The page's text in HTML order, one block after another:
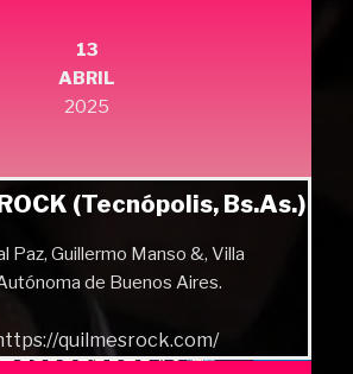
13
ABRIL
2025
(Tecnópolis, Bs.As.)
Paz, Guillermo Manso &, Villa
de Buenos Aires.
quilmesrock.com/